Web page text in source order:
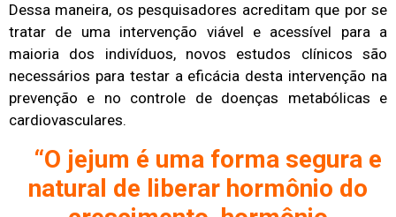
Dessa maneira, os pesquisadores acreditam que por se
tratar de uma intervenção viável e acessível para a
maioria dos indivíduos, novos estudos clínicos são
necessários para testar a eficácia desta intervenção na
prevenção e no controle de doenças metabólicas e
cardiovasculares.
“O jejum é uma forma segura e
natural de liberar hormônio do